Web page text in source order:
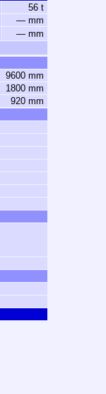
56 t
— mm
— mm
9600 mm
1800 mm
920 mm